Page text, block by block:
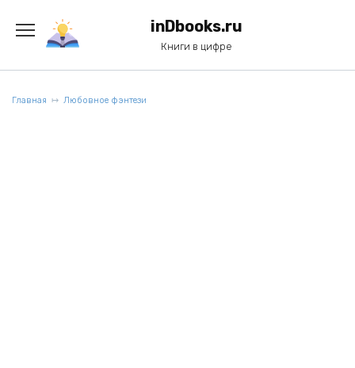
содержанию
inDbooks.ru
Книги в цифре
Главная Любовное фэнтези